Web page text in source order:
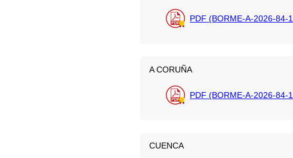
PDF (BORME-A-2026-84-
A CORUÑA
PDF (BORME-A-2026-84-
CUENCA